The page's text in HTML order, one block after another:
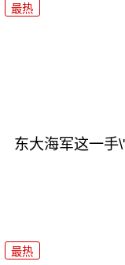
最热
东大海军这一手
最热